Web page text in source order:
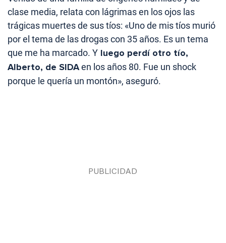
clase media, relata con lágrimas en los ojos las
trágicas muertes de sus tíos: «Uno de mis tíos murió
por el tema de las drogas con 35 años. Es un tema
que me ha marcado. Y luego perdí otro tío,
Alberto, de SIDAen los años 80. Fue un shock
porque le quería un montón», aseguró.